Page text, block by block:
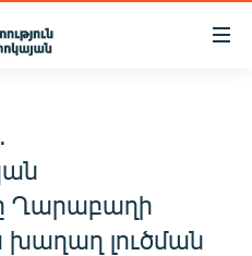
Ղարաբաղի
լուծման